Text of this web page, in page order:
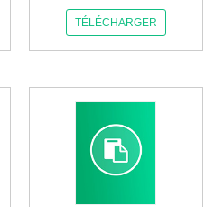
TÉLÉCHARGER